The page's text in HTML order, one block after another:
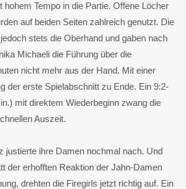
hohem Tempo in die Partie. Offene Löcher
auf beiden Seiten zahlreich genutzt. Die
stets die Oberhand und gaben nach
Michaeli die Führung über die
nicht mehr aus der Hand. Mit einer
der erste Spielabschnitt zu Ende. Ein 9:2-
mit direktem Wiederbeginn zwang die
Auszeit.
justierte ihre Damen nochmal nach. Und
der erhofften Reaktion der Jahn-Damen
drehten die Firegirls jetzt richtig auf. Ein